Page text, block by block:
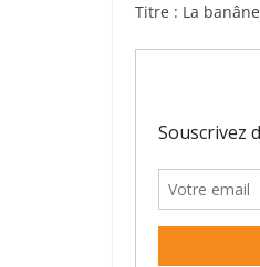
Titre : La banâne